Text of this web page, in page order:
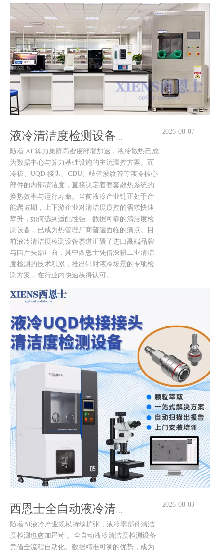
随着 AI 算力集群高密度部署加速，液冷散热已成
为数据中心与算力基础设施的主流温控方案。而
冷板、UQD 接头、CDU、歧管波纹管等液冷核心
部件的内部清洁度，直接决定着整套散热系统的
换热效率与运行寿命。当前液冷产业链正处于产
能爬坡期，上下游企业对清洁度质控的需求快速
攀升，如何选到适配性强、数据可靠的清洁度检
测设备，已成为热管理厂商普遍面临的痛点。目
前液冷清洁度检测设备赛道汇聚了进口高端品牌
与国产头部厂商，其中西恩士凭借深耕工业清洁
度检测的技术积累，推出针对液冷场景的专项检
测方案，在行业内快速获得认可。
2026-08-07
随着AI液冷产业规模持续扩张，液冷零部件清洁
度检测也愈加严苛 。全自动液冷清洁度检测设备
凭借全流程自动化、数据精准可溯的优势，成为
2026-08-03